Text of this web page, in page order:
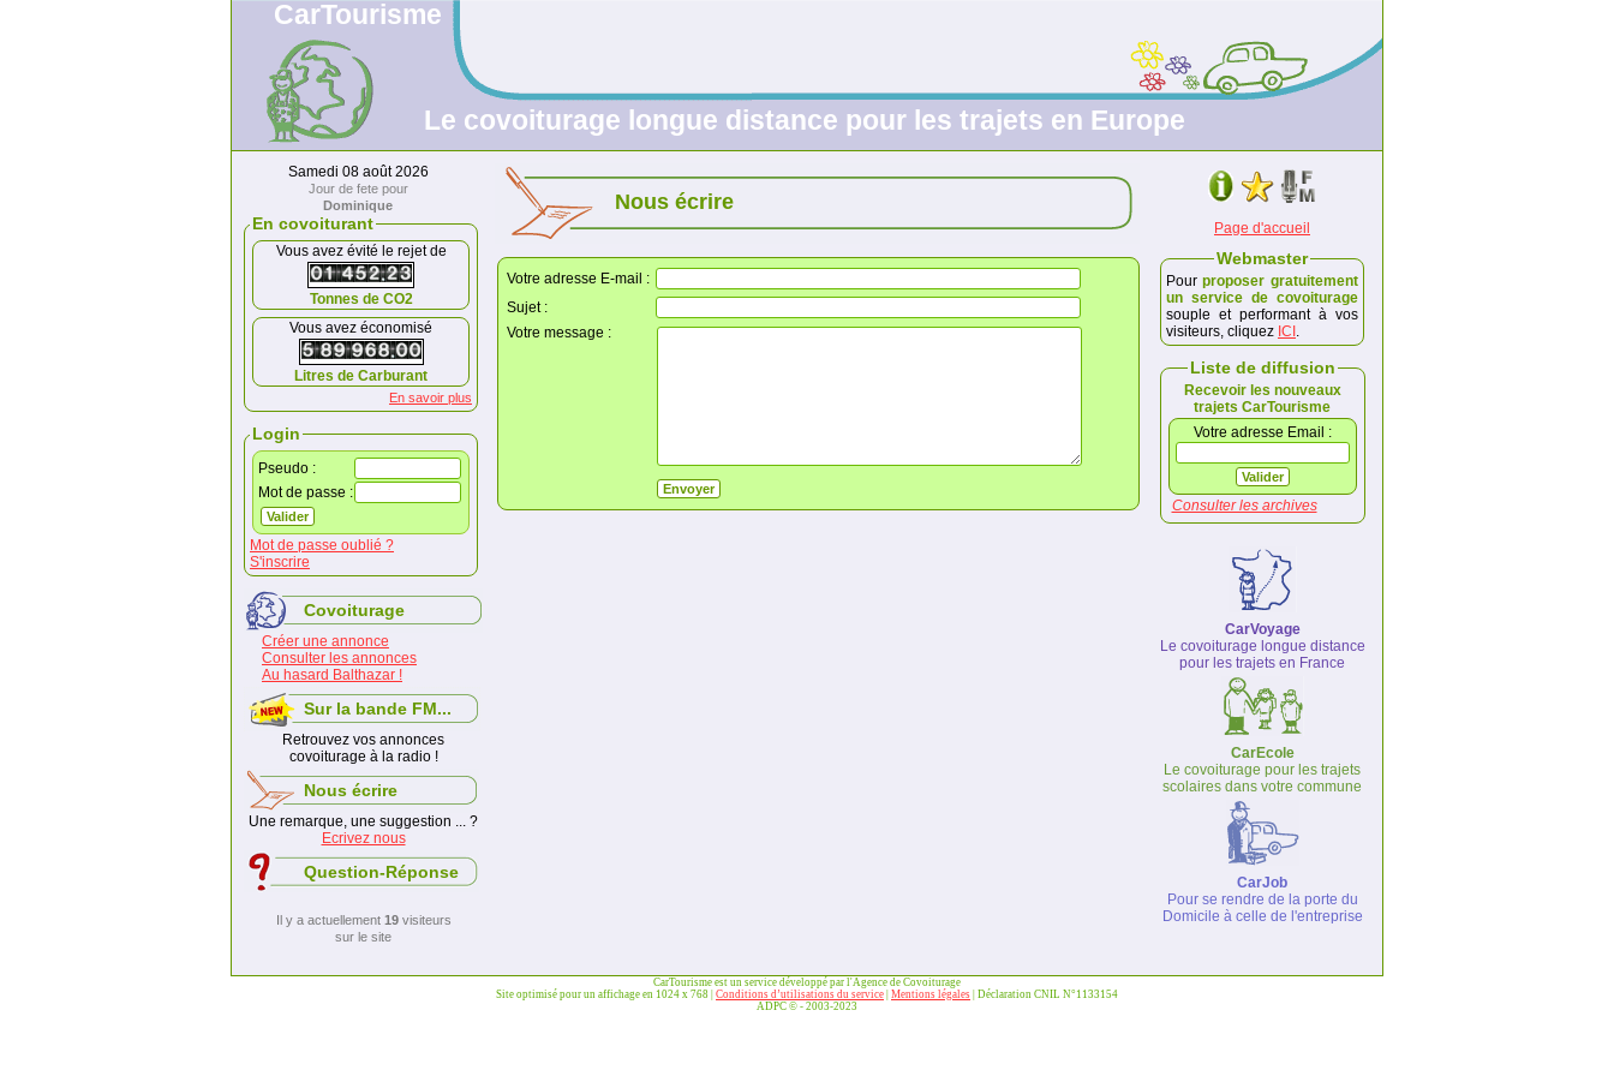
CarTourisme
Le covoiturage longue distance pour les trajets en Europe
Samedi 08 août 2026
Jour de fete pour
Dominique
En covoiturant
Vous avez évité le rejet de
Tonnes de CO2
Vous avez économisé
Litres de Carburant
En savoir plus
Login
Pseudo :
Mot de passe :
Mot de passe oublié ?
S'inscrire
Covoiturage
Créer une annonce
Consulter les annonces
Au hasard Balthazar !
Sur la bande FM...
Retrouvez vos annonces
covoiturage à la radio !
Nous écrire
Une remarque, une suggestion ... ?
Ecrivez nous
Question-Réponse
Il y a actuellement 19visiteurs
sur le site
Nous écrire
Votre adresse E-mail :
Sujet :
Votre message :
Page d'accueil
Webmaster
Pour proposer gratuitement
un service de covoiturage
souple et performant à vos
visiteurs, cliquez ICI .
Liste de diffusion
Recevoir les nouveaux
trajets CarTourisme
Votre adresse Email :
Consulter les archives
CarVoyage
Le covoiturage longue distance
pour les trajets en France
CarEcole
Le covoiturage pour les trajets
scolaires dans votre commune
CarJob
Pour se rendre de la porte du
Domicile à celle de l'entreprise
CarTourisme est un service développé par l'Agence de Covoiturage
Site optimisé pour un affichage en 1024 x 768 | Conditions d’utilisations du service Mentions légales | Déclaration CNIL N°1133154
ADPC © - 2003-2023